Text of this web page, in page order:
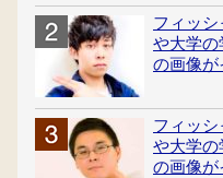
フィッ
や大学の
の画像が
フィッ
や大学の
の画像が